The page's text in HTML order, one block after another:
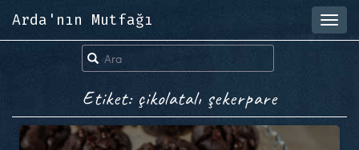
Arda'nın Mutfağı
Etiket: çikolatalı şekerpare